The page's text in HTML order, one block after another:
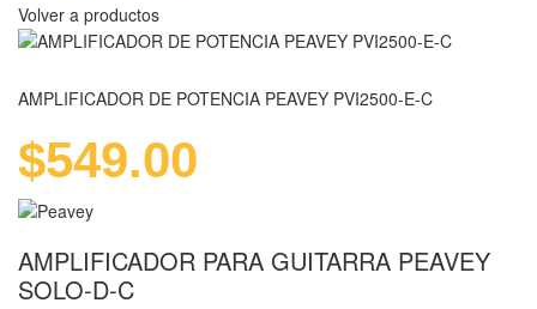
Volver a productos
AMPLIFICADOR DE POTENCIA PEAVEY PVI2500-E-C
$549.00
AMPLIFICADOR PARA GUITARRA PEAVEY
SOLO-D-C